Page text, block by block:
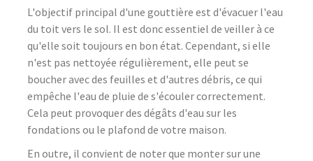
L'objectif principal d'une gouttière est d'évacuer l'eau
du toit vers le sol. Il est donc essentiel de veiller à ce
qu'elle soit toujours en bon état. Cependant, si elle
n'est pas nettoyée régulièrement, elle peut se
boucher avec des feuilles et d'autres débris, ce qui
empêche l'eau de pluie de s'écouler correctement.
Cela peut provoquer des dégâts d'eau sur les
fondations ou le plafond de votre maison.
En outre, il convient de noter que monter sur une